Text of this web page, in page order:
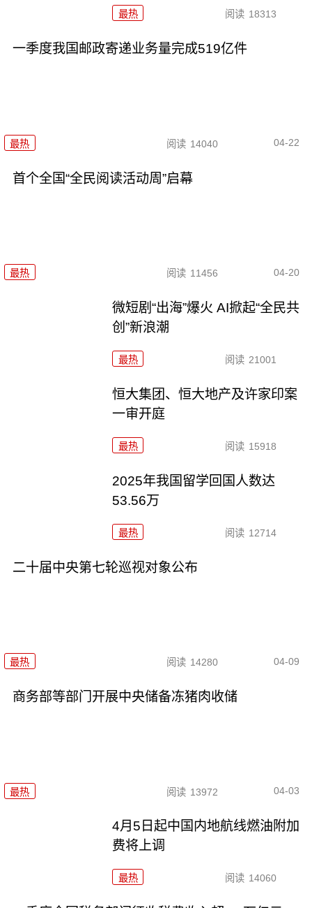
最热 阅读 18313
一季度我国邮政寄递业务量完成519亿件
最热 阅读 14040 04-22
首个全国“全民阅读活动周”启幕
最热 阅读 11456 04-20
微短剧“出海”爆火 AI掀起“全民共
创”新浪潮
最热 阅读 21001
恒大集团、恒大地产及许家印案
一审开庭
最热 阅读 15918
2025年我国留学回国人数达
53.56万
最热 阅读 12714
二十届中央第七轮巡视对象公布
最热 阅读 14280 04-09
商务部等部门开展中央储备冻猪肉收储
最热 阅读 13972 04-03
4月5日起中国内地航线燃油附加
费将上调
最热 阅读 14060